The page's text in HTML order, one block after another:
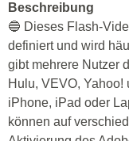
Beschreibung
🔵 Dieses Flash-
definiert und wird
gibt mehrere Nutzer
Hulu, VEVO,
iPhone, iPad oder
können auf